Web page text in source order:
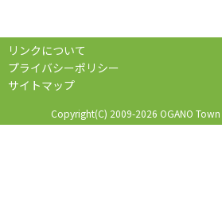
リンクについて
プライバシーポリシー
サイトマップ
Copyright(C) 2009-2026 OGANO Town